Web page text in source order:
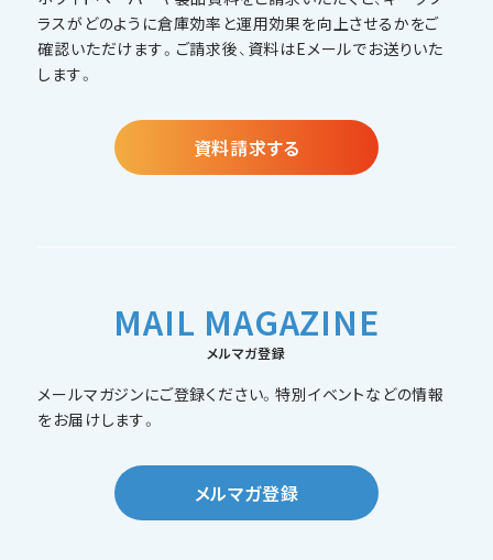
ラスがどのように倉庫効率と運用効果を向上させるかをご
確認いただけます。ご請求後、資料はEメールでお送りいた
します。
資料請求する
MAIL MAGAZINE
メルマガ登録
メールマガジンにご登録ください。特別イベントなどの情報
をお届けします。
メルマガ登録